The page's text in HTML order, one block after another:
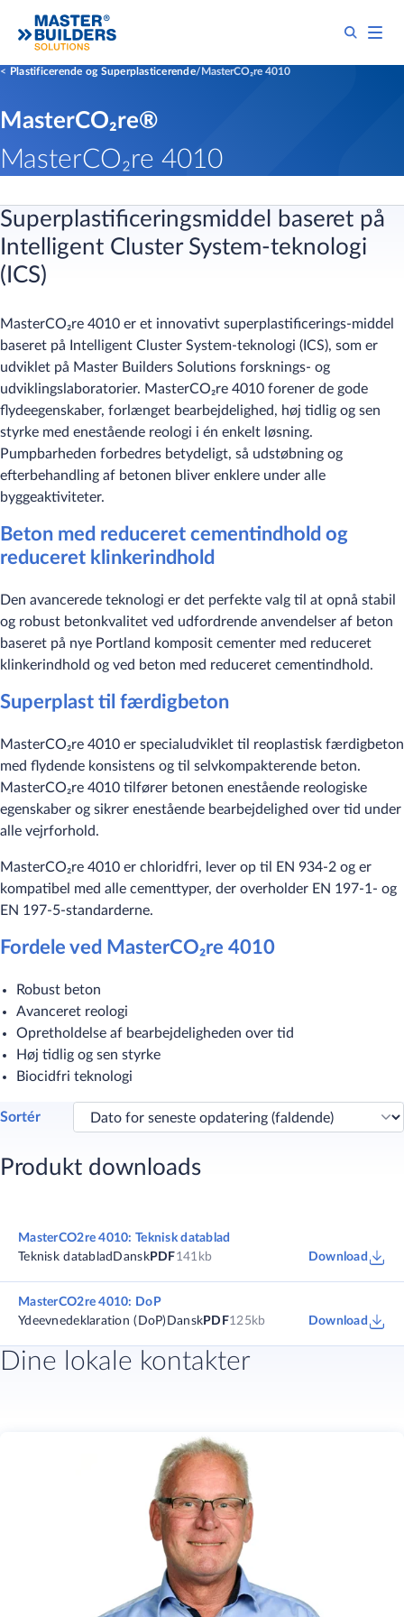
Plastificerende og Superplasticerende MasterCO₂re 4010
MasterCO₂re®
MasterCO₂re 4010
Superplastificeringsmiddel baseret på
Intelligent Cluster System-teknologi
(ICS)
MasterCO₂re 4010 er et innovativt superplastificerings-middel
baseret på Intelligent Cluster System-teknologi (ICS), som er
udviklet på Master Builders Solutions forsknings- og
udviklingslaboratorier. MasterCO₂re 4010 forener de gode
flydeegenskaber, forlænget bearbejdelighed, høj tidlig og sen
styrke med enestående reologi i én enkelt løsning.
Pumpbarheden forbedres betydeligt, så udstøbning og
efterbehandling af betonen bliver enklere under alle
byggeaktiviteter.
Beton med reduceret cementindhold og
reduceret klinkerindhold
Den avancerede teknologi er det perfekte valg til at opnå stabil
og robust betonkvalitet ved udfordrende anvendelser af beton
baseret på nye Portland komposit cementer med reduceret
klinkerindhold og ved beton med reduceret cementindhold.
Superplast til færdigbeton
MasterCO₂re 4010 er specialudviklet til reoplastisk færdigbeton
med flydende konsistens og til selvkompakterende beton.
MasterCO₂re 4010 tilfører betonen enestående reologiske
egenskaber og sikrer enestående bearbejdelighed over tid under
alle vejrforhold.
MasterCO₂re 4010 er chloridfri, lever op til EN 934-2 og er
kompatibel med alle cementtyper, der overholder EN 197-1- og
EN 197-5-standarderne.
Fordele ved MasterCO₂re 4010​
Robust beton
Avanceret reologi
Opretholdelse af bearbejdeligheden over tid
Høj tidlig og sen styrke
Biocidfri teknologi
Sortér
Produkt downloads
MasterCO2re 4010: Teknisk datablad
Teknisk datablad DanskPDF141kb Download
MasterCO2re 4010: DoP
Ydeevnedeklaration (DoP) Dansk PDF125kb Download
Dine lokale kontakter